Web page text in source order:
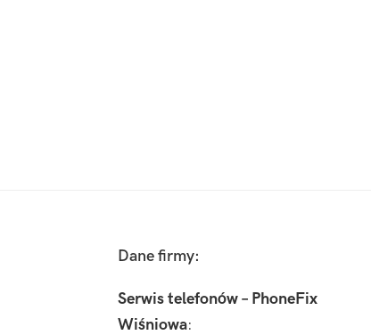
Dane firmy:
Serwis telefonów – PhoneFix
Wiśniowa: